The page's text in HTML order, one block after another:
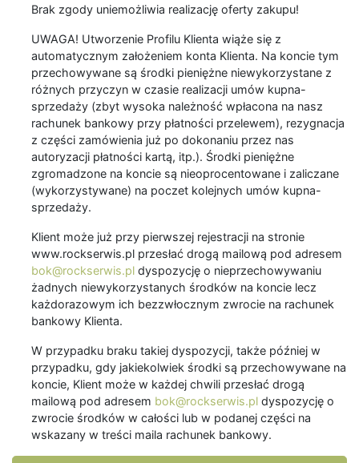
Brak zgody uniemożliwia realizację oferty zakupu!
UWAGA! Utworzenie Profilu Klienta wiąże się z
automatycznym założeniem konta Klienta. Na koncie tym
przechowywane są środki pieniężne niewykorzystane z
różnych przyczyn w czasie realizacji umów kupna-
sprzedaży (zbyt wysoka należność wpłacona na nasz
rachunek bankowy przy płatności przelewem), rezygnacja
z części zamówienia już po dokonaniu przez nas
autoryzacji płatności kartą, itp.). Środki pieniężne
zgromadzone na koncie są nieoprocentowane i zaliczane
(wykorzystywane) na poczet kolejnych umów kupna-
sprzedaży.
Klient może już przy pierwszej rejestracji na stronie
www.rockserwis.pl przesłać drogą mailową pod adresem
bok@rockserwis.pl dyspozycję o nieprzechowywaniu
żadnych niewykorzystanych środków na koncie lecz
każdorazowym ich bezzwłocznym zwrocie na rachunek
bankowy Klienta.
W przypadku braku takiej dyspozycji, także później w
przypadku, gdy jakiekolwiek środki są przechowywane na
koncie, Klient może w każdej chwili przesłać drogą
mailową pod adresem bok@rockserwis.pl dyspozycję o
zwrocie środków w całości lub w podanej części na
wskazany w treści maila rachunek bankowy.